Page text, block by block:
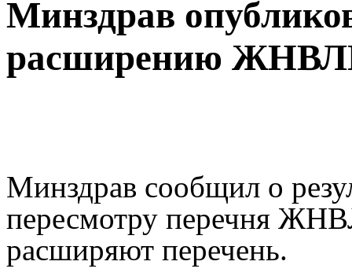
Минздрав
расширению
Минздрав сообщил о
пересмотру перечня
расширяют перечень.